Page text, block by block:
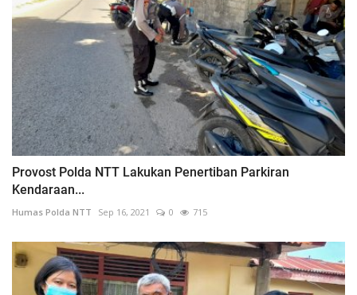
Provost Polda NTT Lakukan Penertiban Parkiran
Kendaraan...
Humas Polda NTT Sep 16, 2021 0 715